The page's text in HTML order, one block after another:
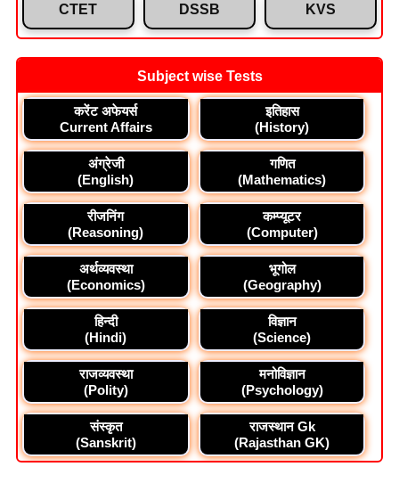
CTET DSSB KVS
Subject wise Tests
करेंट अफेयर्स
Current Affairs
इतिहास
(History)
अंग्रेजी
(English)
गणित
(Mathematics)
रीजनिंग
(Reasoning)
कम्प्यूटर
(Computer)
अर्थव्यवस्था
(Economics)
भूगोल
(Geography)
हिन्दी
(Hindi)
विज्ञान
(Science)
राजव्यवस्था
(Polity)
मनोविज्ञान
(Psychology)
संस्कृत
(Sanskrit)
राजस्थान Gk
(Rajasthan GK)